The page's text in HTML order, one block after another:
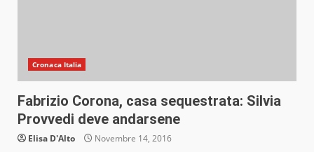
Cronaca Italia
Fabrizio Corona, casa sequestrata: Silvia
Provvedi deve andarsene
Elisa D'Alto Novembre 14, 2016